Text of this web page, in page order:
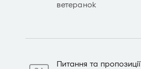
ветеранок
Питання та пропозиції